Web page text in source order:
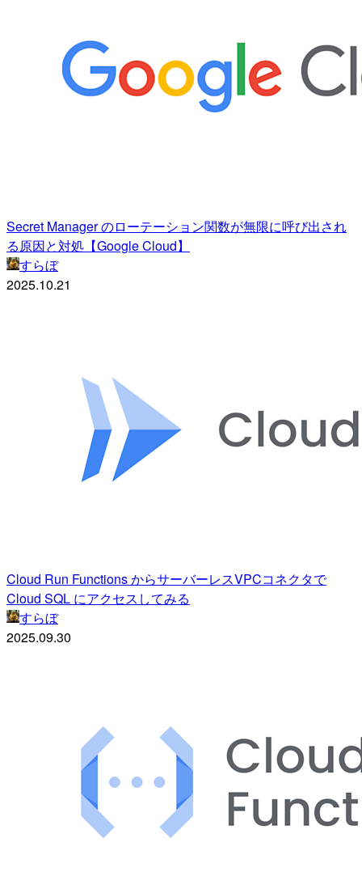
Secret Manager のローテーション関数が無限に呼び出され
る原因と対処【Google Cloud】
すらぼ
2025.10.21
Cloud Run Functions からサーバーレスVPCコネクタで
Cloud SQL にアクセスしてみる
すらぼ
2025.09.30